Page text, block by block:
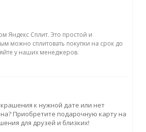
Яндекс Сплит. Это простой и
можно сплитовать покупки на срок до
у наших менеджеров.
к нужной дате или нет
Приобретите подарочную карту на
для друзей и близких!